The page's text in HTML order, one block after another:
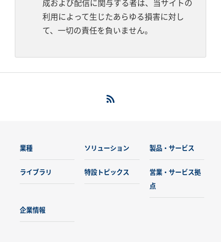
成および配信に関与する者は、当サイトの
利用によって生じたあらゆる損害に対し
て、一切の責任を負いません。
業種 ソリューション 製品・サービス
ライブラリ 特設トピックス
営業・サービス拠
点
企業情報